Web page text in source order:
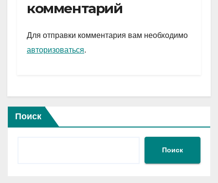
a
m
A
p
и
комментарий
Для отправки комментария вам необходимо
авторизоваться.
Поиск
Поиск